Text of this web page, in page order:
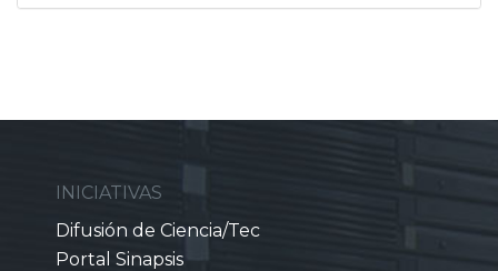
INICIATIVAS
Difusión de Ciencia/Tec
Portal Sinapsis